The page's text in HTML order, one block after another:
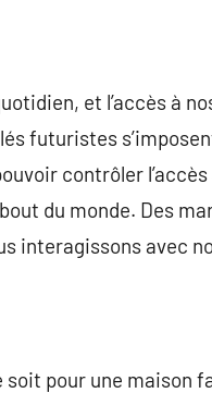
et l’accès à
futuristes
contrôler
du monde. Des
interagissons avec
pour une maison